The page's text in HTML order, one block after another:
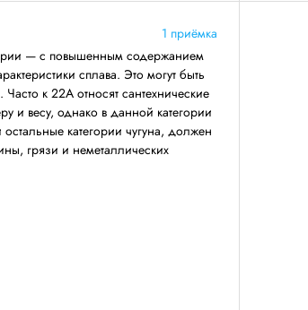
1 приёмка
— с повышенным содержанием
сплава. Это могут быть
к 22А относят сантехнические
и весу, однако в данной категории
категории чугуна, должен
грязи и неметаллических